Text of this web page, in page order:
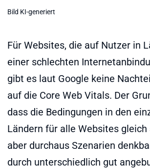
Bild KI-generiert
Für Websites, die auf Nutzer in
einer schlechten
gibt es laut Google keine
auf die Core Web Vitals. Der
dass die Bedingungen in den
Ländern für alle Websites gleich
aber durchaus Szenarien
durch unterschiedlich gut